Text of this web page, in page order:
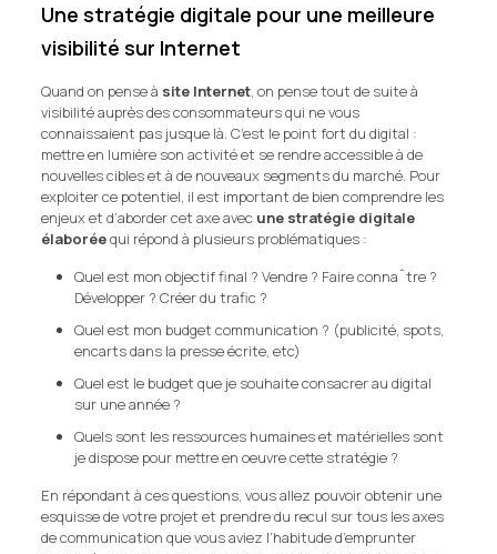
Une stratégie digitale pour une meilleure
visibilité sur Internet
Quand on pense à site Internet, on pense tout de suite à
visibilité auprès des consommateurs qui ne vous
connaissaient pas jusque là. C’est le point fort du digital :
mettre en lumière son activité et se rendre accessible à de
nouvelles cibles et à de nouveaux segments du marché. Pour
exploiter ce potentiel, il est important de bien comprendre les
enjeux et d’aborder cet axe avec une stratégie digitale
élaboréequi répond à plusieurs problématiques :
Quel est mon objectif final ? Vendre ? Faire connaˆtre ?
Développer ? Créer du trafic ?
Quel est mon budget communication ? (publicité, spots,
encarts dans la presse écrite, etc)
Quel est le budget que je souhaite consacrer au digital
sur une année ?
Quels sont les ressources humaines et matérielles sont
je dispose pour mettre en oeuvre cette stratégie ?
En répondant à ces questions, vous allez pouvoir obtenir une
esquisse de votre projet et prendre du recul sur tous les axes
de communication que vous aviez l’habitude d’emprunter